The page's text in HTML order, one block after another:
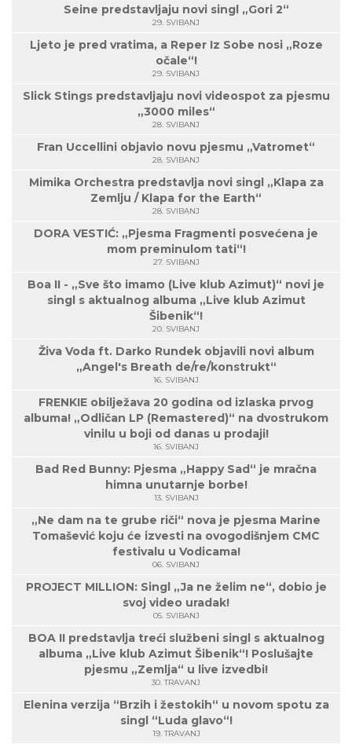
Seine predstavljaju novi singl „Gori 2“
29. SVIBANJ
Ljeto je pred vratima, a Reper Iz Sobe nosi „Roze
očale“!
29. SVIBANJ
Slick Stings predstavljaju novi videospot za pjesmu
„3000 miles“
28. SVIBANJ
Fran Uccellini objavio novu pjesmu „Vatromet“
28. SVIBANJ
Mimika Orchestra predstavlja novi singl „Klapa za
Zemlju / Klapa for the Earth“
28. SVIBANJ
DORA VESTIĆ: „Pjesma Fragmenti posvećena je
mom preminulom tati“!
27. SVIBANJ
Boa II - „Sve što imamo (Live klub Azimut)“ novi je
singl s aktualnog albuma „Live klub Azimut
Šibenik“!
20. SVIBANJ
Živa Voda ft. Darko Rundek objavili novi album
„Angel's Breath de/re/konstrukt“
16. SVIBANJ
FRENKIE obilježava 20 godina od izlaska prvog
albuma! „Odličan LP (Remastered)“ na dvostrukom
vinilu u boji od danas u prodaji!
16. SVIBANJ
Bad Red Bunny: Pjesma „Happy Sad“ je mračna
himna unutarnje borbe!
13. SVIBANJ
„Ne dam na te grube riči“ nova je pjesma Marine
Tomašević koju će izvesti na ovogodišnjem CMC
festivalu u Vodicama!
06. SVIBANJ
PROJECT MILLION: Singl „Ja ne želim ne“, dobio je
svoj video uradak!
05. SVIBANJ
BOA II predstavlja treći službeni singl s aktualnog
albuma „Live klub Azimut Šibenik“! Poslušajte
pjesmu „Zemlja“ u live izvedbi!
30. TRAVANJ
Elenina verzija “Brzih i žestokih“ u novom spotu za
singl “Luda glavo“!
19. TRAVANJ